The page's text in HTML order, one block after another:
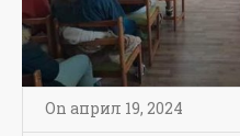
On април 19, 2024